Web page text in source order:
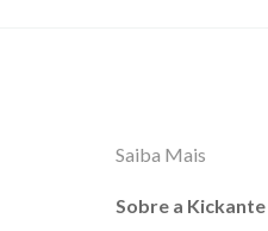
Saiba Mais
Sobre a Kickante